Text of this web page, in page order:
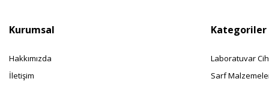
Kurumsal
Hakkımızda
İletişim
Kategoriler
Laboratuvar
Sarf